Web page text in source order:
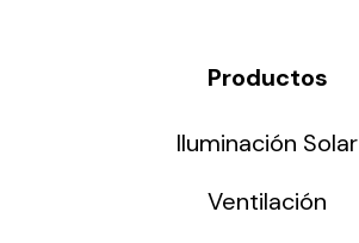
Productos
Iluminación Solar
Ventilación